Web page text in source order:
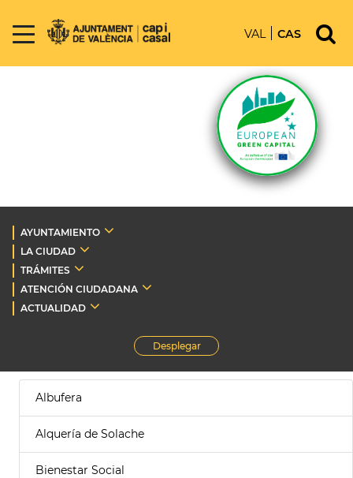
VAL CAS
AYUNTAMIENTO
LA CIUDAD
TRÁMITES
ATENCIÓN CIUDADANA
ACTUALIDAD
Desplegar
Albufera
Alquería de Solache
Bienestar Social